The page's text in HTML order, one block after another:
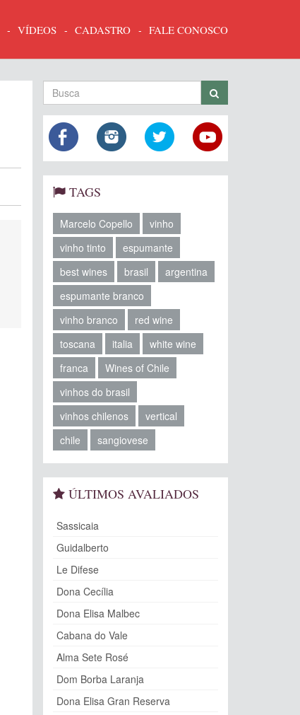
VÍDEOS CADASTRO FALE CONOSCO
TAGS
Marcelo Copello
vinho
vinho tinto
espumante
best wines
brasil
argentina
espumante branco
vinho branco
red wine
toscana
italia
white wine
franca
Wines of Chile
vinhos do brasil
vinhos chilenos
vertical
chile
sangiovese
ÚLTIMOS AVALIADOS
Sassicaia
Guidalberto
Le Difese
Dona Cecília
Dona Elisa Malbec
Cabana do Vale
Alma Sete Rosé
Dom Borba Laranja
Dona Elisa Gran Reserva